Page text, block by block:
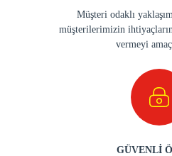
Müşteri odaklı
müşterilerimizin
vermeyi
GÜVENLİ